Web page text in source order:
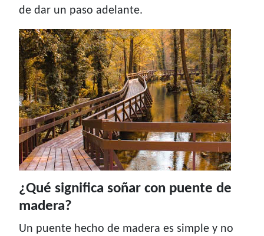
de dar un paso adelante.
¿Qué significa soñar con puente de
madera?
Un puente hecho de madera es simple y no